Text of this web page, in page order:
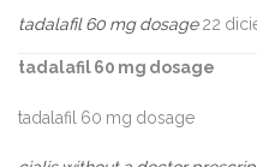
tadalafil 60 mg dosage 22
tadalafil 60 mg dosage
tadalafil 60 mg dosage